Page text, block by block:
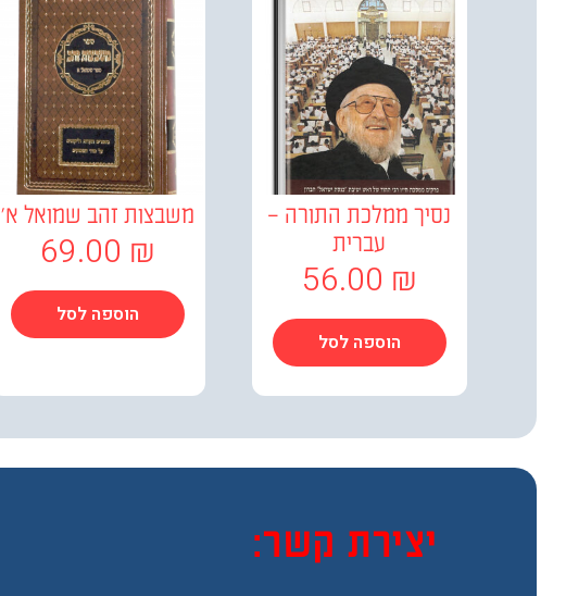
נסיך ממלכת התורה –
עברית
56.00 ₪
הוספה לסל
משבצות זהב שמואל א'
69.00 ₪
הוספה לסל
יצירת קשר: